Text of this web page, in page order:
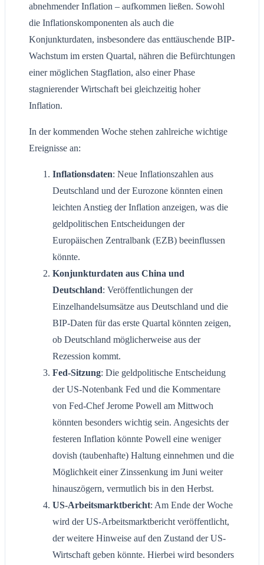
abnehmender Inflation – aufkommen ließen. Sowohl
die Inflationskomponenten als auch die
Konjunkturdaten, insbesondere das enttäuschende BIP-
Wachstum im ersten Quartal, nähren die Befürchtungen
einer möglichen Stagflation, also einer Phase
stagnierender Wirtschaft bei gleichzeitig hoher
Inflation.
In der kommenden Woche stehen zahlreiche wichtige
Ereignisse an:
Inflationsdaten: Neue Inflationszahlen aus
Deutschland und der Eurozone könnten einen
leichten Anstieg der Inflation anzeigen, was die
geldpolitischen Entscheidungen der
Europäischen Zentralbank (EZB) beeinflussen
könnte.
Konjunkturdaten aus China und
Deutschland: Veröffentlichungen der
Einzelhandelsumsätze aus Deutschland und die
BIP-Daten für das erste Quartal könnten zeigen,
ob Deutschland möglicherweise aus der
Rezession kommt.
Fed-Sitzung: Die geldpolitische Entscheidung
der US-Notenbank Fed und die Kommentare
von Fed-Chef Jerome Powell am Mittwoch
könnten besonders wichtig sein. Angesichts der
festeren Inflation könnte Powell eine weniger
dovish (taubenhafte) Haltung einnehmen und die
Möglichkeit einer Zinssenkung im Juni weiter
hinauszögern, vermutlich bis in den Herbst.
US-Arbeitsmarktbericht: Am Ende der Woche
wird der US-Arbeitsmarktbericht veröffentlicht,
der weitere Hinweise auf den Zustand der US-
Wirtschaft geben könnte. Hierbei wird besonders